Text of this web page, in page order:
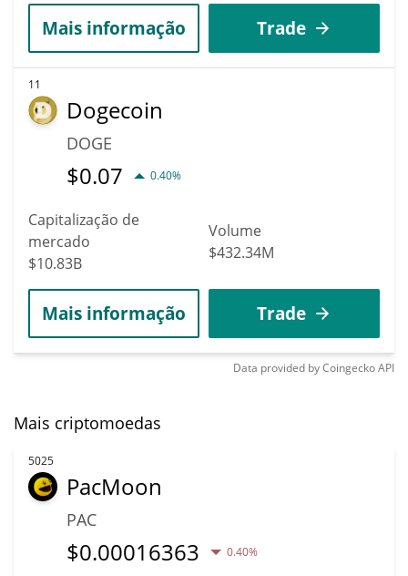
Mais informação Trade
11
Dogecoin
DOGE
$0.07 0.40%
Capitalização de
mercado
$10.83B
Volume
$432.34M
Mais informação Trade
Data provided byCoingeckoAPI
Mais criptomoedas
5025
PacMoon
PAC
$0.00016363 0.40%